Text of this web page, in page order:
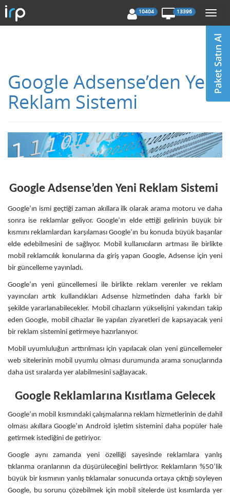
10404 13396
Google Adsense’den Yeni
Reklam Sistemi
Google Adsense’den Yeni Reklam Sistemi
Google’ın ismi geçtiği zaman akıllara ilk olarak arama motoru ve daha
sonra ise reklamlar geliyor. Google’ın elde ettiği gelirinin büyük bir
kısmını reklamlardan karşılaması Google’ın bu konuda büyük başarılar
elde edebilmesini de sağlıyor. Mobil kullanıcıların artması ile birlikte
mobil reklamcılık konularına da giriş yapan Google, Adsense için yeni
bir güncelleme yayınladı.
Google’ın yeni güncellemesi ile birlikte reklam verenler ve reklam
yayıncıları artık kullandıkları Adsense hizmetinden daha farklı bir
şekilde yararlanabilecekler. Mobil cihazların yükselişini yakından takip
eden Google, mobil cihazlar ile yapılan ziyaretleri de kapsayacak yeni
bir reklam sistemini getirmeye hazırlanıyor.
Mobil uyumluluğun arttırılması için yapılacak olan yeni güncellemeler
web sitelerinin mobil uyumlu olması durumunda arama sonuçlarında
daha üst sıralarda yer alabilmesini sağlayacak.
Google Reklamlarına Kısıtlama Gelecek
Google’ın mobil kısmındaki çalışmalarına reklam hizmetlerinin de dahil
olması akıllara Google’ın Android işletim sistemini daha popüler hale
getirmek istediğini de getiriyor.
Google aynı zamanda yeni özelliği sayesinde reklamlara yanlış
tıklanma oranlarının da düşürüleceğini belirtiyor. Reklamların %50’lik
büyük bir kısmının yanlış tıklamalar sonucunda ortaya çıktığı söyleyen
Google, bu sorunu çözebilmek için mobil sitelerde üst kısımlarda yer